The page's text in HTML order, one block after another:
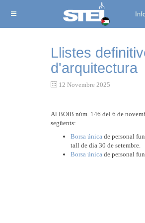
Llistes
d'arquitectura
12 Novembre 2025
Al BOIB núm. 146 del 6 de
següents:
Borsa única de personal
tall de dia 30 de setembre.
Borsa única de personal